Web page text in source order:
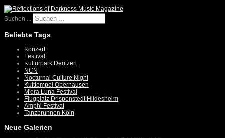
Suchen ...
Beliebte Tags
Konzert
Festival
Kulturpark Deutzen
NCN
Nocturnal Culture Night
Kulttempel Oberhausen
M'era Luna Festival
Flugplatz Drispenstedt Hildesheim
Amphi Festival
Tanzbrunnen Köln
Neue Galerien